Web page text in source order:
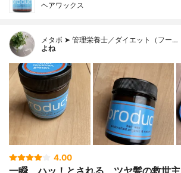
ヘアワックス
メタボ ➤ 管理栄養士／ダイエット（フー…
よね
4.00
一瞬、ハッ！とされる、ツヤ髪の救世主